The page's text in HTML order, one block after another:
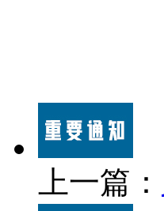
上一篇：